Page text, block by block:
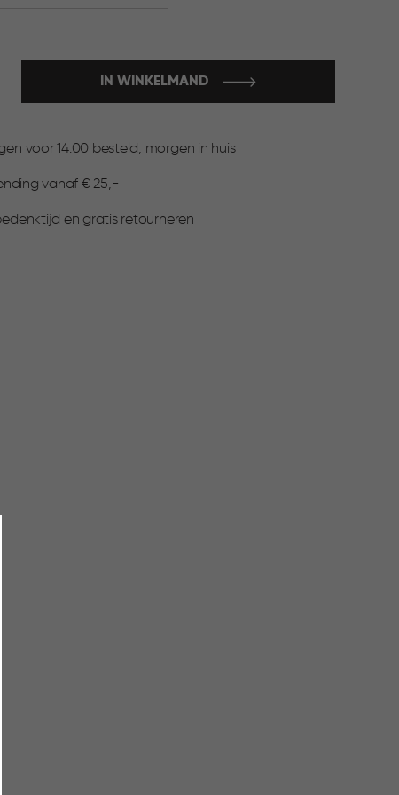
IN WINKELMAND
voor 14:00 besteld, morgen in huis
vanaf € 25,-
en gratis retourneren